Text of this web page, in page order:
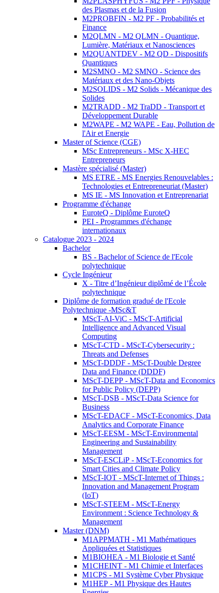
des Plasmas et de la Fusion
M2PROBFIN - M2 PF - Probabilités et
Finance
M2QLMN - M2 QLMN - Quantique,
Lumière, Matériaux et Nanosciences
M2QUANTDEV - M2 QD - Dispositifs
Quantiques
M2SMNO - M2 SMNO - Science des
Matériaux et des Nano-Objets
M2SOLIDS - M2 Solids - Mécanique des
Solides
M2TRADD - M2 TraDD - Transport et
Développement Durable
M2WAPE - M2 WAPE - Eau, Pollution de
l'Air et Energie
Master of Science (CGE)
MSc Entrepreneurs - MSc X-HEC
Entrepreneurs
Mastère spécialisé (Master)
MS ETRE - MS Energies Renouvelables :
Technologies et Entrepreneuriat (Master)
MS IE - MS Innovation et Entreprenariat
Programme d'échange
EuroteQ - Diplôme EuroteQ
PEI - Programmes d'échange
internationaux
Catalogue 2023 - 2024
Bachelor
BS - Bachelor of Science de l'Ecole
polytechnique
Cycle Ingénieur
X - Titre d’Ingénieur diplômé de l’École
polytechnique
Diplôme de formation gradué de l'Ecole
Polytechnique -MSc&T
MScT-AI-ViC - MScT-Artificial
Intelligence and Advanced Visual
Computing
MScT-CTD - MScT-Cybersecurity :
Threats and Defenses
MScT-DDDF - MScT-Double Degree
Data and Finance (DDDF)
MScT-DEPP - MScT-Data and Economics
for Public Policy (DEPP)
MScT-DSB - MScT-Data Science for
Business
MScT-EDACF - MScT-Economics, Data
Analytics and Corporate Finance
MScT-EESM - MScT-Environmental
Engineering and Sustainability
Management
MScT-ESCLiP - MScT-Economics for
Smart Cities and Climate Policy
MScT-IOT - MScT-Internet of Things :
Innovation and Management Program
(IoT)
MScT-STEEM - MScT-Energy
Environment : Science Technology &
Management
Master (DNM)
M1APPMATH - M1 Mathématiques
Appliquées et Statistiques
M1BIOHEA - M1 Biologie et Santé
M1CHEINT - M1 Chimie et Interfaces
M1CPS - M1 Système Cyber Physique
M1HEP - M1 Physique des Hautes